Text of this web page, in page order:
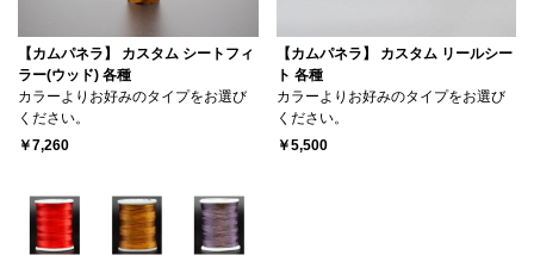
【カムパネラ】 カスタム シートフィ
ラー(ウッド) 各種
カラーよりお好みのタイプをお選び
ください。
￥7,260
【カムパネラ】 カスタム リールシー
ト 各種
カラーよりお好みのタイプをお選び
ください。
￥5,500